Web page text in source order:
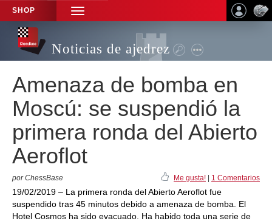
SHOP
TOGGLE
NAVIGATION
Noticias de ajedrez
Amenaza de bomba en
Moscú: se suspendió la
primera ronda del Abierto
Aeroflot
por ChessBase Me gusta! 1 Comentarios
19/02/2019 – La primera ronda del Abierto Aeroflot fue
suspendido tras 45 minutos debido a amenaza de bomba. El
Hotel Cosmos ha sido evacuado. Ha habido toda una serie de